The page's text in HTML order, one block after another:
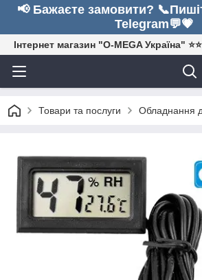
📢 Бажаєте замовити?
Telegram💬💗
Інтернет магазин "O-MEGA Україна"
Товари та послуги Обладнання